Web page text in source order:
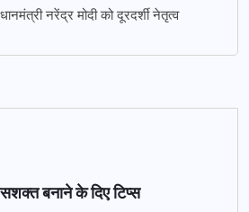
नरेंद्र मोदी को दूरदर्शी नेतृत्व
सशक्त बनाने के दिए टिप्स